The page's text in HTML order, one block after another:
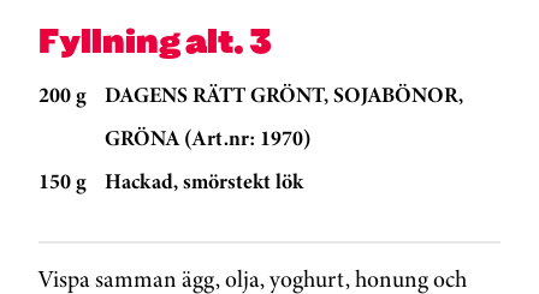
Fyllning alt. 3
200 g
DAGENS RÄTT GRÖNT, SOJABÖNOR,
GRÖNA (Art.nr: 1970)
150 g
Hackad, smörstekt lök
Vispa samman ägg, olja, yoghurt, honung och